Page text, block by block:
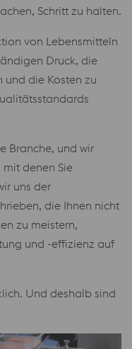
Schritt zu halten.
von Lebensmitteln
Druck, die
und die Kosten zu
Branche, und wir
denen Sie
uns der
die Ihnen nicht
zu meistern,
und -effizienz auf
Und deshalb sind